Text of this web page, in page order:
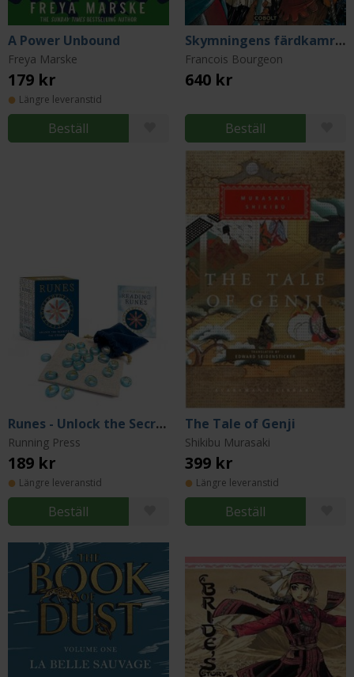
A Power Unbound
Freya Marske
179 kr
Längre leveranstid
Beställ
Skymningens färdkamrater: den samlade utgåvan
Francois Bourgeon
640 kr
Beställ
Runes - Unlock the Secrets of the Stones
Running Press
189 kr
Längre leveranstid
Beställ
The Tale of Genji
Shikibu Murasaki
399 kr
Längre leveranstid
Beställ